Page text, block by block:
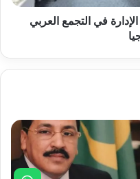
في التجمع العربي